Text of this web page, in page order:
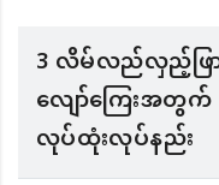
3 လိမ်လည်လှည့်ဖြာ
လျော်ကြေးအတွ
လုပ်ထုံးလုပ်နည်း